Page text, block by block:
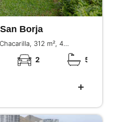
Borja
312 m², 4
2 cocheras y
2 5